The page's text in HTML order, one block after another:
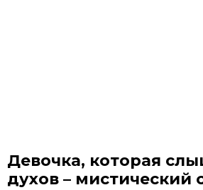
Девочка, которая
духов – мистический